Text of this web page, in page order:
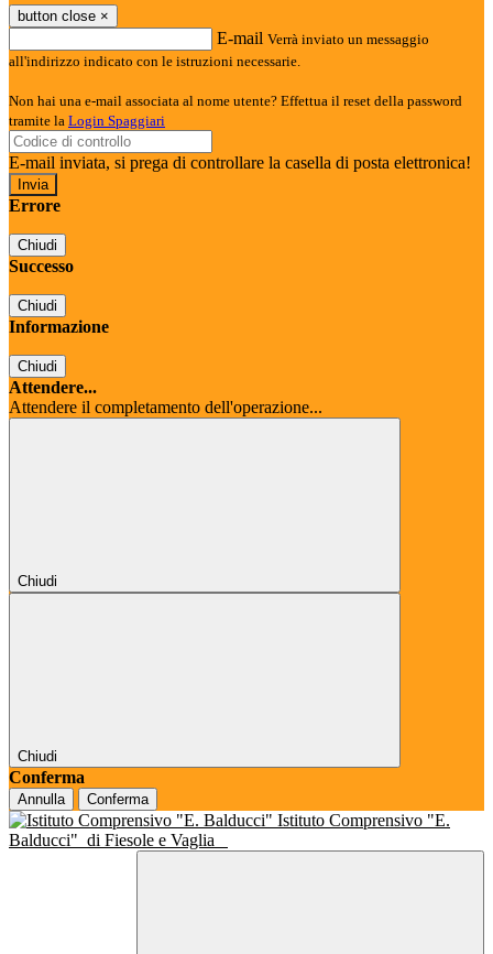
button close ×
E-mail Verrà inviato un messaggio
all'indirizzo indicato con le istruzioni necessarie.
Non hai una e-mail associata al nome utente? Effettua il reset della password
tramite la Login Spaggiari
E-mail inviata, si prega di controllare la casella di posta elettronica!
Errore
Chiudi
Successo
Chiudi
Informazione
Chiudi
Attendere...
Attendere il completamento dell'operazione...
Chiudi
Chiudi
Conferma
Annulla Conferma
Istituto Comprensivo "E.
Balducci" di Fiesole e Vaglia